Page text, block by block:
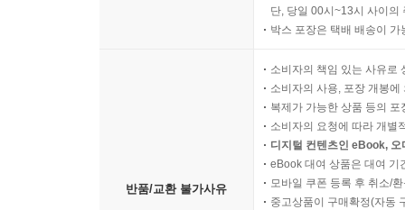
단, 당일 00시~13시 사이의
박스 포장은 택배 배송이
반품/교환 불가사유
소비자의 책임 있는 사유로
소비자의 사용, 포장 개봉
복제가 가능한 상품 등의
소비자의 요청에 따라 개별
디지털 컨텐츠인 eBook,
eBook 대여 상품은 대여 기
모바일 쿠폰 등록 후 취소/
중고상품이 구매확정(자동